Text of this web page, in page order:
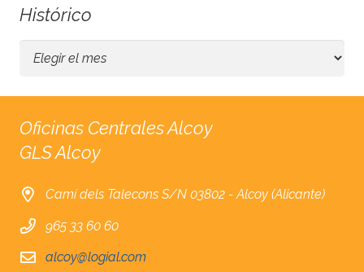
Histórico
Histórico
Oficinas Centrales Alcoy
GLS Alcoy
Camí dels Talecons S/N 03802 - Alcoy (Alicante)
965 33 60 60
alcoy@logial.com